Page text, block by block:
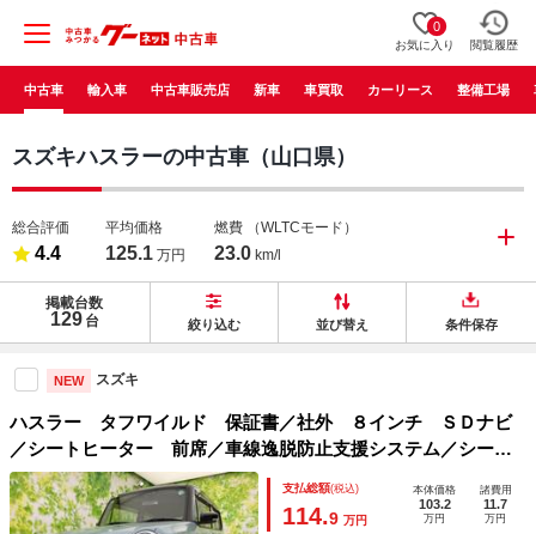
0
お気に入り 閲覧履歴
中古車 輸入車 中古車販売店 新車 車買取 カーリース 整備工場
スズキハスラーの中古車（山口県）
総合評価
4.4
平均価格
125.1 万円
燃費 （WLTCモード）
23.0 km/l
掲載台数
129 台 絞り込む 並び替え 条件保存
NEW スズキ
ハスラー タフワイルド 保証書／社外 ８インチ ＳＤナビ
／シートヒーター 前席／車線逸脱防止支援システム／シー
ト ハーフレザー／ヘッドランプ ＬＥＤ／ＥＴＣ／ＥＢＤ付
ＡＢＳ／横滑り防止装置／アイドリングストップ
支払総額(税込)
114.9 万円
本体価格
103.2
万円
諸費用
11.7
万円